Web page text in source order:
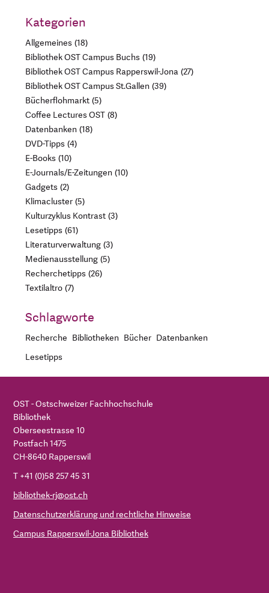
Kategorien
Allgemeines 18
Bibliothek OST Campus Buchs 19
Bibliothek OST Campus Rapperswil-Jona 27
Bibliothek OST Campus St.Gallen 39
Bücherflohmarkt 5
Coffee Lectures OST 8
Datenbanken 18
DVD-Tipps 4
E-Books 10
E-Journals/E-Zeitungen 10
Gadgets 2
Klimacluster 5
Kulturzyklus Kontrast 3
Lesetipps 61
Literaturverwaltung 3
Medienausstellung 5
Recherchetipps 26
Textilaltro 7
Schlagworte
Recherche Bibliotheken Bücher Datenbanken
Lesetipps
OST - Ostschweizer Fachhochschule
Bibliothek
Oberseestrasse 10
Postfach 1475
CH-8640 Rapperswil
T +41 (0)58 257 45 31
bibliothek-rj@ost.ch
Datenschutzerklärung und rechtliche Hinweise
Campus Rapperswil-Jona Bibliothek